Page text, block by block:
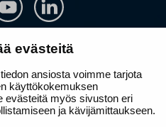
evästeitä
ansiosta voimme tarjota
käyttökokemuksen
evästeitä myös sivuston eri
ja kävijämittaukseen.